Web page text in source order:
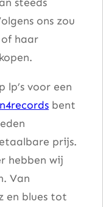
ons zou
haar
lp’s voor een
bent
prijs.
hebben wij
Van
en blues tot